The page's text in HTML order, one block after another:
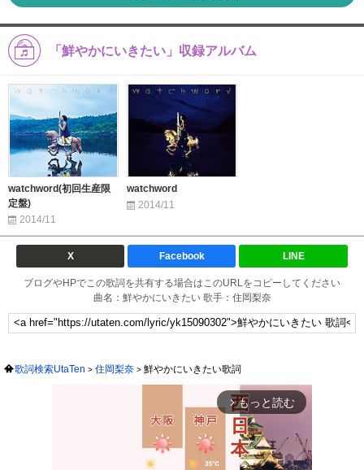
「鮮やかにいきたい」収録アルバム
watchword(初回生産限
定盤)
2014/11
watchword
2014/11
X Facebook LINE
ブログやHPでこの歌詞を共有する場合はこのURLをコピーしてください
曲名：鮮やかにいきたい 歌手：住岡梨奈
歌詞検索UtaTen 住岡梨奈 鮮やかにいきたい歌詞
arrow_forward_ios もっと読む